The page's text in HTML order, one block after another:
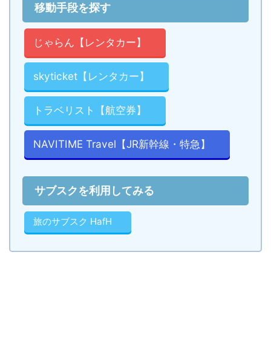
移動手段を探す
じゃらん【レンタカー】
skyticket【レンタカー】
トラベリスト【航空券】
NAVITIME Travel【JR新幹線・特急】
サブスクを利用してみる
旅のサブスク HafH